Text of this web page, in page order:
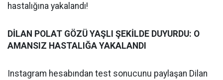
hastalığına yakalandı!
DİLAN POLAT GÖZÜ YAŞLI ŞEKİLDE DUYURDU: O
AMANSIZ HASTALIĞA YAKALANDI
Instagram hesabından test sonucunu paylaşan Dilan